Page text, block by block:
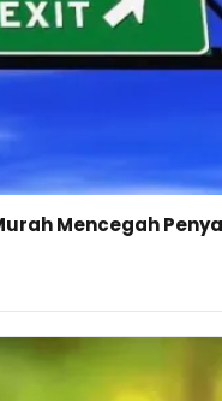
Diabetes dengan